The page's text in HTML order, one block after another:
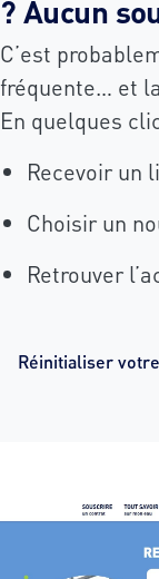
? Aucun
C’est
fréquente… et
En quelques
Recevoir un
Choisir un
Retrouver
Réinitialiser